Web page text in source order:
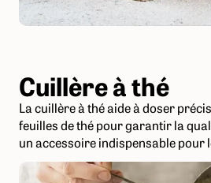
Cuillère à thé
La cuillère à thé aide à doser
feuilles de thé pour garantir la
un accessoire indispensable pour